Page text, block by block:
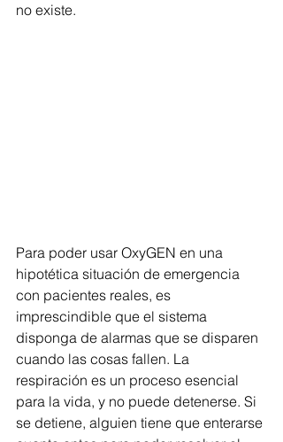
no existe.
Para poder usar OxyGEN en una
hipotética situación de emergencia
con pacientes reales, es
imprescindible que el sistema
disponga de alarmas que se disparen
cuando las cosas fallen. La
respiración es un proceso esencial
para la vida, y no puede detenerse. Si
se detiene, alguien tiene que enterarse